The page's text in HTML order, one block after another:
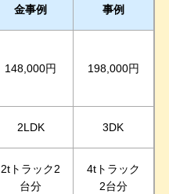
金事例
事例
148,000円 198,000円
2LDK 3DK
2tトラック2
台分
4tトラック
2台分